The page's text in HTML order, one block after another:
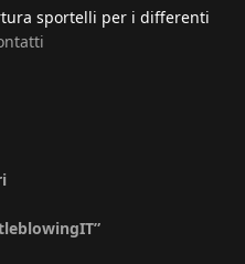
sportelli per i differenti